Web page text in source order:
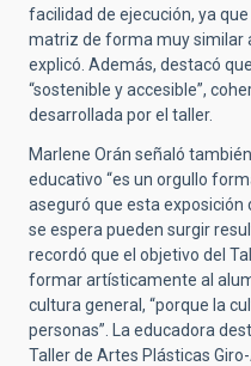
facilidad de ejecución, ya
matriz de forma muy similar
explicó. Además, destacó
“sostenible y accesible”,
desarrollada por el taller.
Marlene Orán señaló
educativo “es un orgullo
aseguró que esta exposición
se espera pueden surgir
recordó que el objetivo del
formar artísticamente al
cultura general, “porque la
personas”. La educadora
Taller de Artes Plásticas